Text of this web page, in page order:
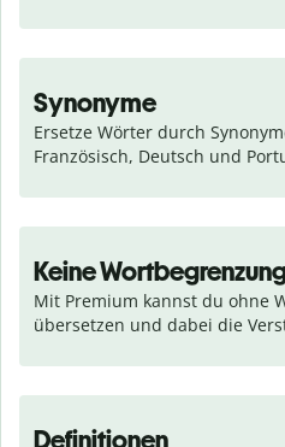
Synonyme
Ersetze Wörter durch
Französisch, Deutsch und
Keine
Mit Premium kannst du ohne
übersetzen und dabei die
Definitionen